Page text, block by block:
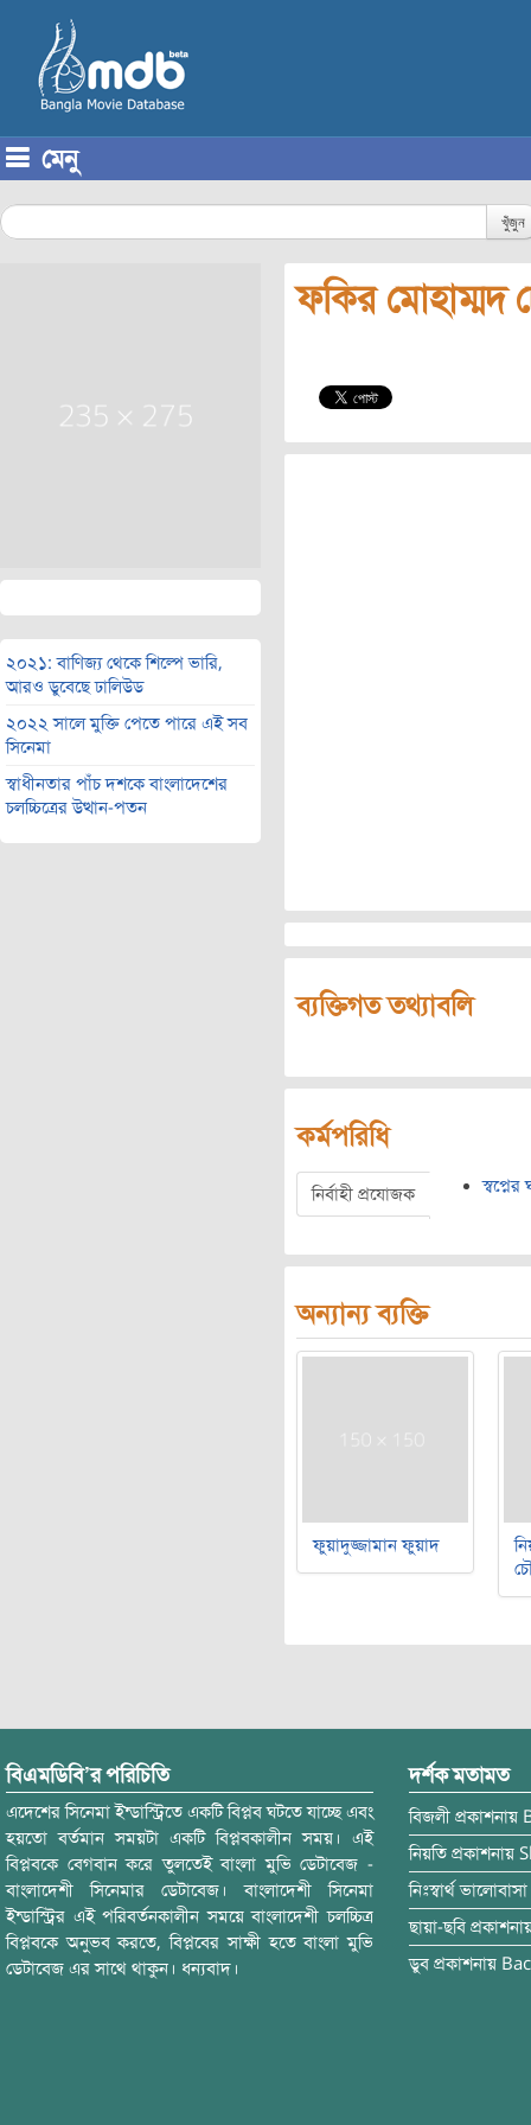
মেনু
খুঁজুন
২০২১: বাণিজ্য থেকে শিল্পে ভারি,
আরও ডুবেছে ঢালিউড
২০২২ সালে মুক্তি পেতে পারে এই সব
সিনেমা
স্বাধীনতার পাঁচ দশকে বাংলাদেশের
চলচ্চিত্রের উত্থান-পতন
ফকির মোহাম্মদ
ব্যক্তিগত তথ্যাবলি
কর্মপরিধি
নির্বাহী প্রযোজক স্বপ্নের
অন্যান্য ব্যক্তি
ফুয়াদুজ্জামান ফুয়াদ
বিএমডিবি’র পরিচিতি
এদেশের সিনেমা ইন্ডাস্ট্রিতে একটি বিপ্লব ঘটতে যাচ্ছে এবং
হয়তো বর্তমান সময়টা একটি বিপ্লবকালীন সময়। এই
বিপ্লবকে বেগবান করে তুলতেই বাংলা মুভি ডেটাবেজ -
বাংলাদেশী সিনেমার ডেটাবেজ। বাংলাদেশী সিনেমা
ইন্ডাস্ট্রির এই পরিবর্তনকালীন সময়ে বাংলাদেশী চলচ্চিত্র
বিপ্লবকে অনুভব করতে, বিপ্লবের সাক্ষী হতে বাংলা মুভি
ডেটাবেজ এর সাথে থাকুন। ধন্যবাদ।
দর্শক মতামত
বিজলী প্রকাশনায়
নিয়তি প্রকাশনায়
নিঃস্বার্থ ভালোবাসা
ছায়া-ছবি
ডুব প্রকাশনায়